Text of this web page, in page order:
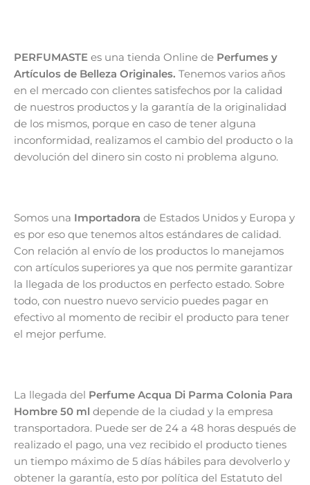
PERFUMASTE es una tienda Online de Perfumes y
Artículos de Belleza Originales. Tenemos varios años
en el mercado con clientes satisfechos por la calidad
de nuestros productos y la garantía de la originalidad
de los mismos, porque en caso de tener alguna
inconformidad, realizamos el cambio del producto o la
devolución del dinero sin costo ni problema alguno.
Somos una Importadora de Estados Unidos y Europa y
es por eso que tenemos altos estándares de calidad.
Con relación al envío de los productos lo manejamos
con artículos superiores ya que nos permite garantizar
la llegada de los productos en perfecto estado. Sobre
todo, con nuestro nuevo servicio puedes pagar en
efectivo al momento de recibir el producto para tener
el mejor perfume.
La llegada del Perfume Acqua Di Parma Colonia Para
Hombre 50 ml depende de la ciudad y la empresa
transportadora. Puede ser de 24 a 48 horas después de
realizado el pago, una vez recibido el producto tienes
un tiempo máximo de 5 días hábiles para devolverlo y
obtener la garantía, esto por política del Estatuto del